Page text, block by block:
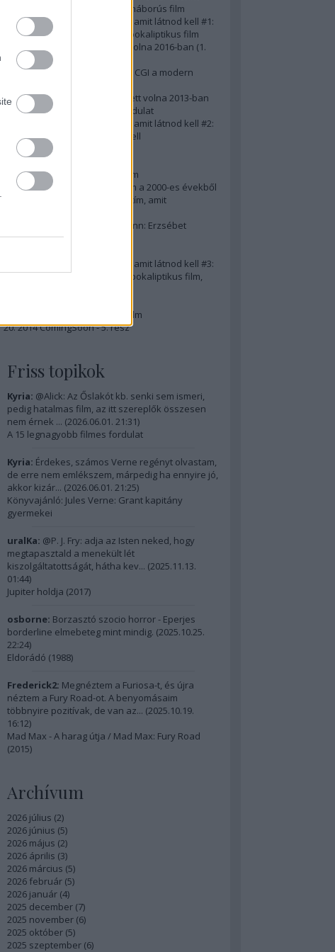
A 10 legjobb második világháborús film
50 posztapokaliptikus film, amit látnod kell #1:
A 10 legkreatívabb posztapokaliptikus film
20 film, amit látnod kellett volna 2016-ban (1.
rész)
Ezért néz ki borzasztóan a CGI a modern
15(+1) film, amit látnod kellett volna 2013-ban
A 15 legnagyobb filmes fordulat
50 posztapokaliptikus film, amit látnod kell #2:
10 zombifilm, amit látnod kell
A 10 legjobb gengszterfilm
A 10 legjobb Brad Pitt-film
A 10 legjobb Mel Gibson-film
Az igazi 10 legjobb akciófilm a 2000-es évekből
10 iszonyatos magyar filmcím, amit
Könyvkritika: Brigitte Hamann: Erzsébet
királyné (2019)
50 posztapokaliptikus film, amit látnod kell #3:
10 (nem is annyira) posztapokaliptikus film,
A 10 legjobb Matt Damon-film
2014 ComingSoon - 5. rész
Friss topikok
Kyria: @Alick: Az Őslakót kb. senki sem ismeri,
pedig hatalmas film, az itt szereplők összesen
nem érnek ... (2026.06.01. 21:31)
A 15 legnagyobb filmes fordulat
Kyria: Érdekes, számos Verne regényt olvastam,
de erre nem emlékszem, márpedig ha ennyire jó,
akkor kizár... (2026.06.01. 21:25)
Könyvajánló: Jules Verne: Grant kapitány
gyermekei
uralKa: @P. J. Fry: adja az Isten neked, hogy
megtapasztald a menekült lét
kiszolgáltatottságát, hátha kev... (2025.11.13.
01:44)
Jupiter holdja (2017)
osborne: Borzasztó szocio horror - Eperjes
borderline elmebeteg mint mindig. (2025.10.25.
22:24)
Eldorádó (1988)
Frederick2: Megnéztem a Furiosa-t, és újra
néztem a Fury Road-ot. A benyomásaim
többnyire pozitívak, de van az... (2025.10.19.
16:12)
Mad Max - A harag útja / Mad Max: Fury Road
(2015)
Archívum
2026 július (2)
2026 június (5)
2026 május (2)
2026 április (3)
2026 március (5)
2026 február (5)
2026 január (4)
2025 december (7)
2025 november (6)
2025 október (5)
2025 szeptember (6)